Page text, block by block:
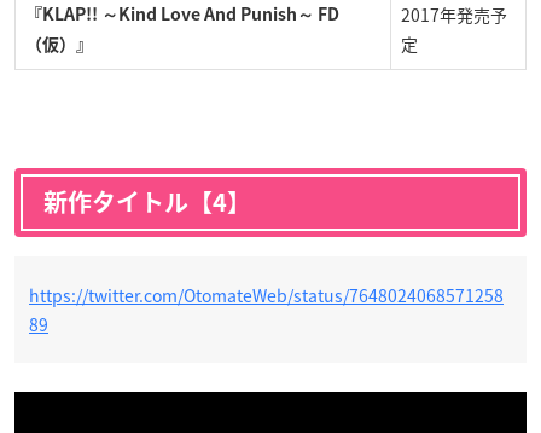
『KLAP!! ～Kind Love And Punish～ FD
（仮）』
2017年発売予
定
新作タイトル【4】
https://twitter.com/OtomateWeb/status/7648024068571258
89